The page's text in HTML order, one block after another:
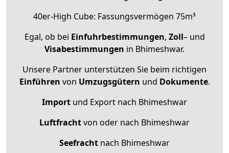
40er-High Cube: Fassungsvermögen 75m³
Egal, ob bei Einfuhrbestimmungen, Zoll– und
Visabestimmungen in Bhimeshwar.
Unsere Partner unterstützen Sie beim richtigen
Einführen von Umzugsgütern und Dokumente.
Import und Export nach Bhimeshwar
Luftfrachtvon oder nach Bhimeshwar
Seefracht nach Bhimeshwar